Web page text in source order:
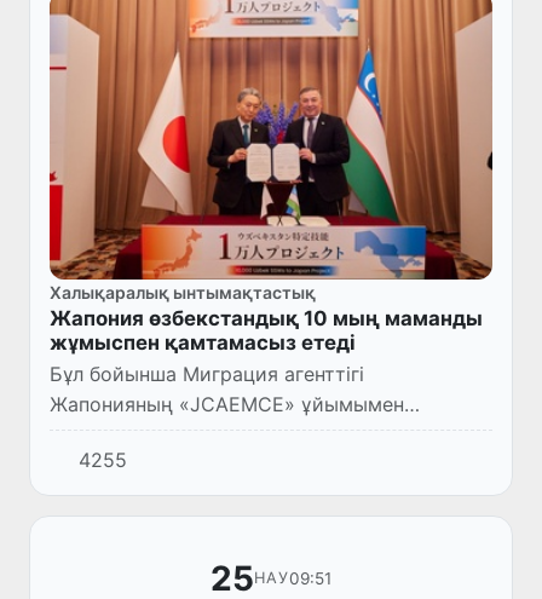
Халықаралық ынтымақтастық
Жапония өзбекстандық 10 мың маманды
жұмыспен қамтамасыз етеді
Бұл бойынша Миграция агенттігі
Жапонияның «JCAEMCE» ұйымымен
келісімге қол қойды.
4255
25НАУ09:51